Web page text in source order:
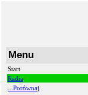
Menu
Start
Radia
...Porównaj